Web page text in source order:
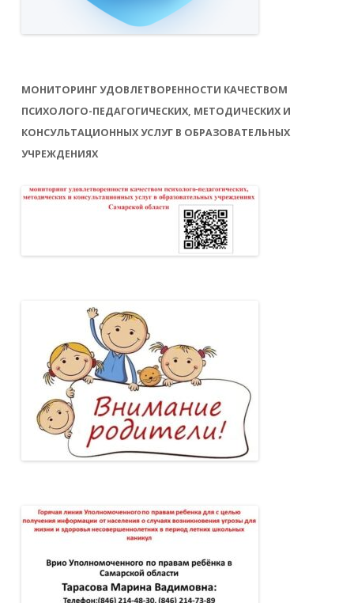
МОНИТОРИНГ УДОВЛЕТВОРЕННОСТИ КАЧЕСТВОМ
ПСИХОЛОГО-ПЕДАГОГИЧЕСКИХ, МЕТОДИЧЕСКИХ И
КОНСУЛЬТАЦИОННЫХ УСЛУГ В ОБРАЗОВАТЕЛЬНЫХ
УЧРЕЖДЕНИЯХ